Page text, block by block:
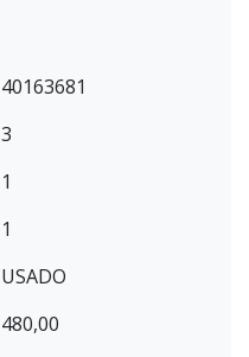
40163681
3
1
1
USADO
480,00